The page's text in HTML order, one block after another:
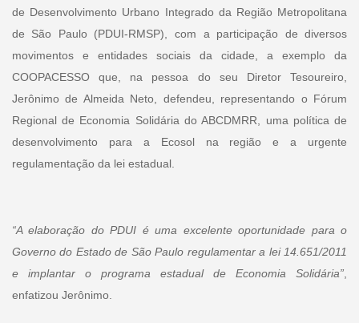
de Desenvolvimento Urbano Integrado da Região Metropolitana
de São Paulo (PDUI-RMSP), com a participação de diversos
movimentos e entidades sociais da cidade, a exemplo da
COOPACESSO que, na pessoa do seu Diretor Tesoureiro,
Jerônimo de Almeida Neto, defendeu, representando o Fórum
Regional de Economia Solidária do ABCDMRR, uma política de
desenvolvimento para a Ecosol na região e a urgente
regulamentação da lei estadual.
“A elaboração do PDUI é uma excelente oportunidade para o
Governo do Estado de São Paulo regulamentar a lei 14.651/2011
e implantar o programa estadual de Economia Solidária”
enfatizou Jerônimo.